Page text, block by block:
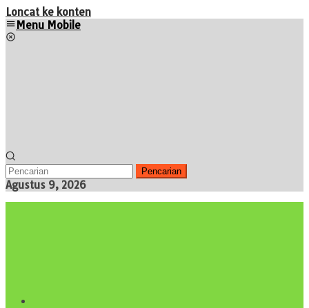
Loncat ke konten
Menu Mobile
Pencarian
Agustus 9, 2026